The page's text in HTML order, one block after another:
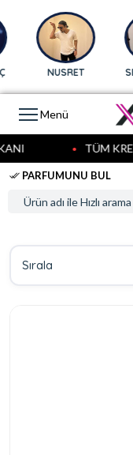
NUSRET
Menü
TÜM
PARFUMUNU BUL